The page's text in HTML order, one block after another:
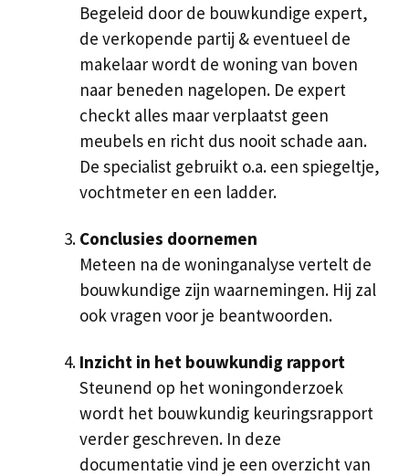
Begeleid door de bouwkundige expert,
de verkopende partij & eventueel de
makelaar wordt de woning van boven
naar beneden nagelopen. De expert
checkt alles maar verplaatst geen
meubels en richt dus nooit schade aan.
De specialist gebruikt o.a. een spiegeltje,
vochtmeter en een ladder.
Conclusies doornemen
Meteen na de woninganalyse vertelt de
bouwkundige zijn waarnemingen. Hij zal
ook vragen voor je beantwoorden.
Inzicht in het bouwkundig rapport
Steunend op het woningonderzoek
wordt het bouwkundig keuringsrapport
verder geschreven. In deze
documentatie vind je een overzicht van